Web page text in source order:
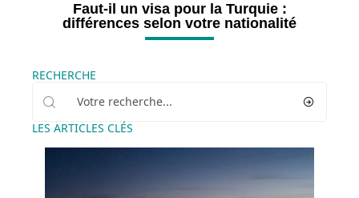
Faut-il un visa pour la Turquie :
différences selon votre nationalité
RECHERCHE
LES ARTICLES CLÉS